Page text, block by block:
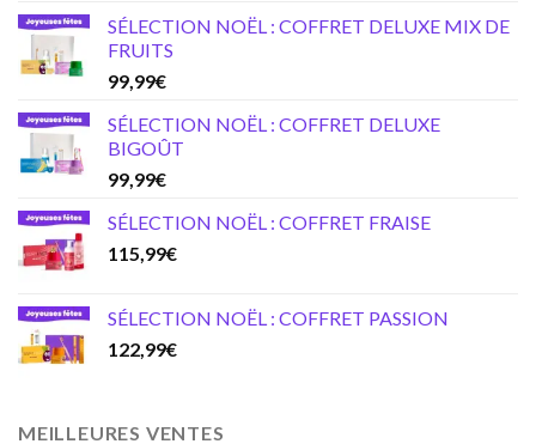
SÉLECTION NOËL : COFFRET DELUXE MIX DE
FRUITS
99,99€
SÉLECTION NOËL : COFFRET DELUXE
BIGOÛT
99,99€
SÉLECTION NOËL : COFFRET FRAISE
115,99€
SÉLECTION NOËL : COFFRET PASSION
122,99€
MEILLEURES VENTES